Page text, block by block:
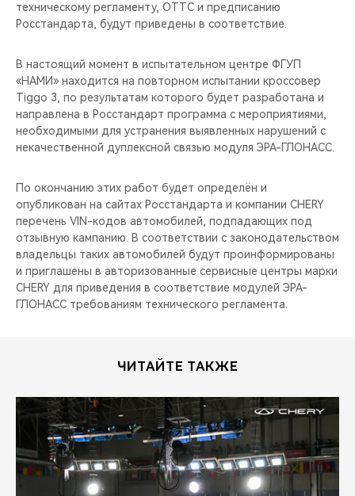
НАШИ МЕРОПРИЯТИЯ
CHERY ДЛЯ ДЕТЕЙ
техническому регламенту, ОТТС и предписанию
Росстандарта, будут приведены в соответствие.
В настоящий момент в испытательном центре ФГУП
«НАМИ» находится на повторном испытании кроссовер
Tiggo 3, по результатам которого будет разработана и
направлена в Росстандарт программа с мероприятиями,
необходимыми для устранения выявленных нарушений с
некачественной дуплексной связью модуля ЭРА-ГЛОНАСС.
По окончанию этих работ будет определён и
опубликован на сайтах Росстандарта и компании CHERY
перечень VIN-кодов автомобилей, подпадающих под
отзывную кампанию. В соответствии с законодательством
владельцы таких автомобилей будут проинформированы
и приглашены в авторизованные сервисные центры марки
CHERY для приведения в соответствие модулей ЭРА-
ГЛОНАСС требованиям технического регламента.
ЧИТАЙТЕ ТАКЖЕ